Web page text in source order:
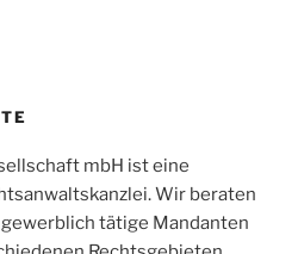
auf
werfen
mbH ist eine
Wir beraten
tätige Mandanten